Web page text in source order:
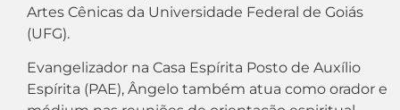
Artes Cênicas da Universidade Federal de Goiás
(UFG).
Evangelizador na Casa Espírita Posto de Auxílio
Espírita (PAE), Ângelo também atua como orador e